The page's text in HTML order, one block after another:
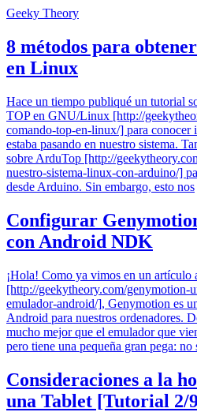
Geeky Theory
8 métodos para
en Linux
Hace un tiempo publiqué un tutorial
TOP en GNU/Linux [http://
comando-top-en-linux/] para conocer
estaba pasando en nuestro sistema.
sobre ArduTop [http://
nuestro-sistema-linux-con-arduino/]
desde Arduino. Sin embargo, esto nos
Configurar
con Android NDK
¡Hola! Como ya vimos en un artículo
[http://geekytheory.com/genymotion-
emulador-android/], Genymotion es
Android para nuestros ordenadores.
mucho mejor que el emulador que
pero tiene una pequeña gran pega:
Consideraciones a la
una Tablet [Tutorial 2/